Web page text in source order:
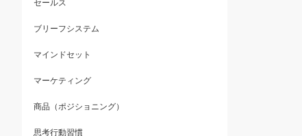
セールス
ブリーフシステム
マインドセット
マーケティング
商品（ポジショニング）
思考行動習慣